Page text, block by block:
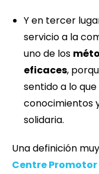
Y en tercer
servicio a la
uno de los
eficaces,
sentido a lo
conocimientos
solidaria.
Una definición
Centre